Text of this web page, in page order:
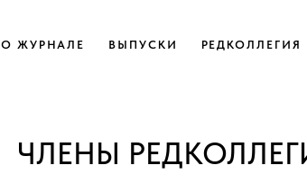
О ЖУРНАЛЕ ВЫПУСКИ РЕДКОЛЛЕГИЯ
ЧЛЕНЫ